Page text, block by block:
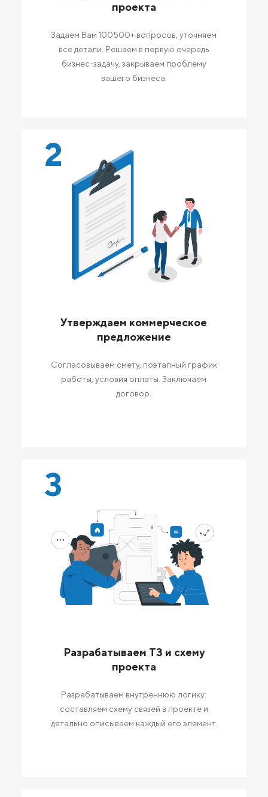
проекта
Задаем Вам 100500+ вопросов, уточняем
все детали. Решаем в первую очередь
бизнес-задачу, закрываем проблему
вашего бизнеса.
2
Утверждаем коммерческое
предложение
Согласовываем смету, поэтапный график
работы, условия оплаты. Заключаем
договор.
3
Разрабатываем ТЗ и схему
проекта
Разрабатываем внутреннюю логику:
составляем схему связей в проекте и
детально описываем каждый его элемент.